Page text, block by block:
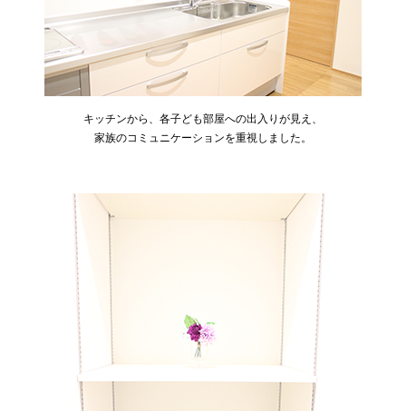
キッチンから、各子ども部屋への出入りが見え、
家族のコミュニケーションを重視しました。